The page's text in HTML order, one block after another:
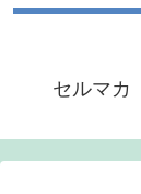
セルマカ